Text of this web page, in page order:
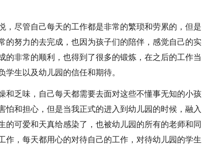
，尽管自己每天的工作都是非常的繁琐和劳累的，但是
的努力的去完成，也因为孩子们的陪伴，感觉自己的实
的非常的顺利，也得到了很多的锻炼，在之后的工作当
生以及幼儿园的信任和期待。
和乏味，自己每天都需要去面对这些不懂事无知的小孩
和担心，但是当我正式的进入到幼儿园的时候，融入
可爱和天真给感染了，也被幼儿园的所有的老师和同
作，每天都用心的对待自己的工作，对待幼儿园的学生